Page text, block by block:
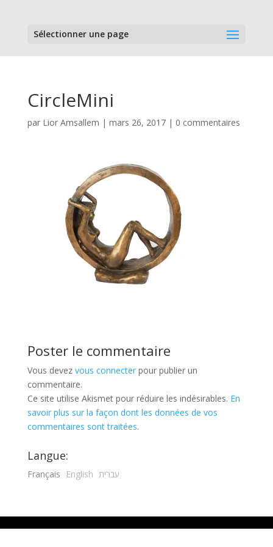
Sélectionner une page
CircleMini
par Lior Amsallem | mars 26, 2017| 0 commentaires
Poster le commentaire
Vous devez vous connecterpour publier un
commentaire.
Ce site utilise Akismet pour réduire les indésirables. En
savoir plus sur la façon dont les données de vos
commentaires sont traitées.
Langue:
Français English עברית